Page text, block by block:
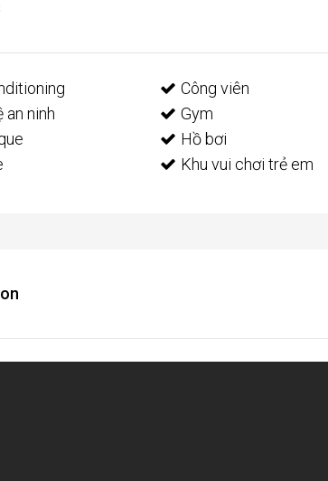
an ninh
Công viên
Gym
Hồ bơi
Khu vui chơi trẻ em